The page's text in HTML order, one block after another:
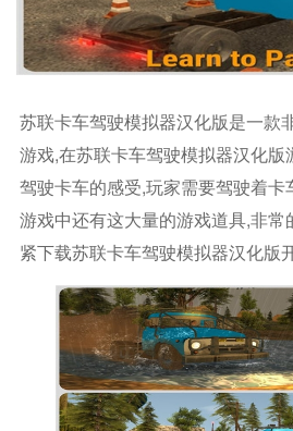
苏联卡车驾驶模拟器汉化版是一款
游戏,在苏联卡车驾驶模拟器汉化
驾驶卡车的感受,玩家需要驾驶着
游戏中还有这大量的游戏道具,非
紧下载苏联卡车驾驶模拟器汉化版